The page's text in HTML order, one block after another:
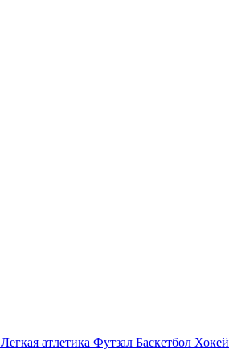
Легкая атлетика Футзал Баскетбол Хокей